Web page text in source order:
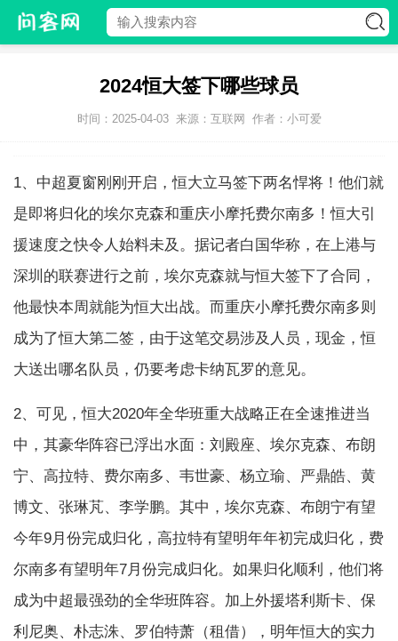
2024恒大签下哪些球员
时间：2025-04-03 来源：互联网 作者：小可爱
1、中超夏窗刚刚开启，恒大立马签下两名悍将！他们就
是即将归化的埃尔克森和重庆小摩托费尔南多！恒大引
援速度之快令人始料未及。据记者白国华称，在上港与
深圳的联赛进行之前，埃尔克森就与恒大签下了合同，
他最快本周就能为恒大出战。而重庆小摩托费尔南多则
成为了恒大第二签，由于这笔交易涉及人员，现金，恒
大送出哪名队员，仍要考虑卡纳瓦罗的意见。
2、可见，恒大2020年全华班重大战略正在全速推进当
中，其豪华阵容已浮出水面：刘殿座、埃尔克森、布朗
宁、高拉特、费尔南多、韦世豪、杨立瑜、严鼎皓、黄
博文、张琳芃、李学鹏。其中，埃尔克森、布朗宁有望
今年9月份完成归化，高拉特有望明年年初完成归化，费
尔南多有望明年7月份完成归化。如果归化顺利，他们将
成为中超最强劲的全华班阵容。加上外援塔利斯卡、保
利尼奥、朴志洙、罗伯特萧（租借），明年恒大的实力